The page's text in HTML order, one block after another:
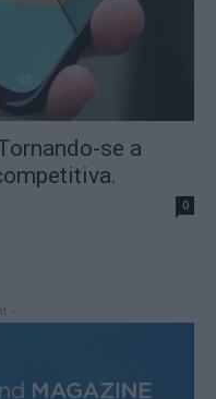
se a
0
-